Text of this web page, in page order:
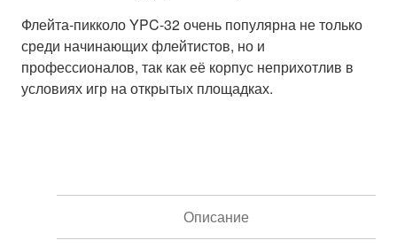
Флейта-пикколо YPC-32 очень популярна не только
среди начинающих флейтистов, но и
профессионалов, так как её корпус неприхотлив в
условиях игр на открытых площадках.
Описание